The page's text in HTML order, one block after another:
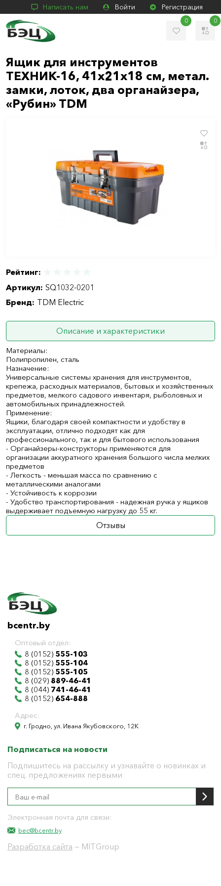
Написать нам Войти Регистрация
0 0
Ящик для инструментов
ТЕХНИК-16, 41х21х18 см, метал.
замки, лоток, два органайзера,
«Рубин» TDM
Рейтинг:
Артикул: SQ1032-0201
Бренд: TDM Electric
Описание и характеристики
Материалы:
Полипропилен, сталь
Назначение:
Универсальные системы хранения для инструментов,
крепежа, расходных материалов, бытовых и хозяйственных
предметов, мелкого садового инвентаря, рыболовных и
автомобильных принадлежностей.
Применение:
Ящики, благодаря своей компактности и удобству в
эксплуатации, отлично подходят как для
профессионального, так и для бытового использования
- Органайзеры-конструкторы применяются для
организации аккуратного хранения большого числа мелких
предметов
- Легкость - меньшая масса по сравнению с
металлическими аналогами
- Устойчивость к коррозии
- Удобство транспортирования - надежная ручка у ящиков
выдерживает подъемную нагрузку до 55 кг.
Отзывы
bcentr.by
Оптовый отдел:
8 (0152) 555-103
8 (0152) 555-104
8 (0152) 555-105
8 (029) 889-46-41
8 (044) 741-46-41
8 (0152) 654-888
Адрес:
г. Гродно, ул. Ивана Якубовского, 12К
Подписаться на новости
Подпишитесь на рассылку и узнавайте о новинках и
спец. предложениях первыми
Электронная почта для связи:
bec@bcentr.by
Разработка сайта — MITGroup